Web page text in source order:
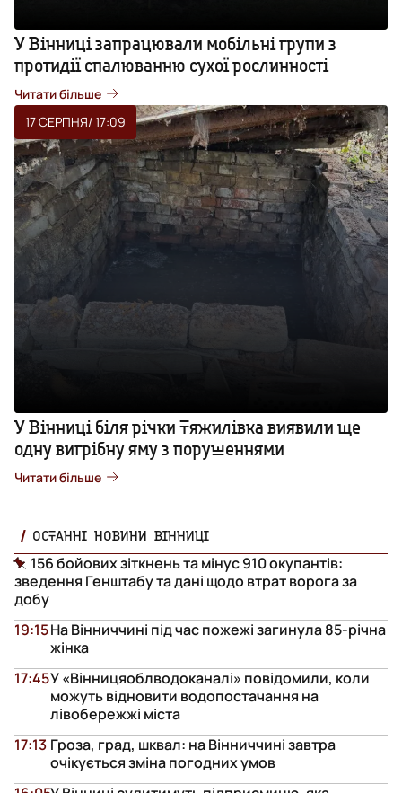
У Вінниці запрацювали мобільні групи з
протидії спалюванню сухої рослинності
Читати більше
17 СЕРПНЯ/ 17:09
У Вінниці біля річки Тяжилівка виявили ще
одну вигрібну яму з порушеннями
Читати більше
ОСТАННІ НОВИНИ ВІННИЦІ
156 бойових зіткнень та мінус 910 окупантів:
зведення Генштабу та дані щодо втрат ворога за
добу
На Вінниччині під час пожежі загинула 85-річна
жінка
19:15
У «Вінницяоблводоканалі» повідомили, коли
можуть відновити водопостачання на
лівобережжі міста
17:45
Гроза, град, шквал: на Вінниччині завтра
очікується зміна погодних умов
17:13